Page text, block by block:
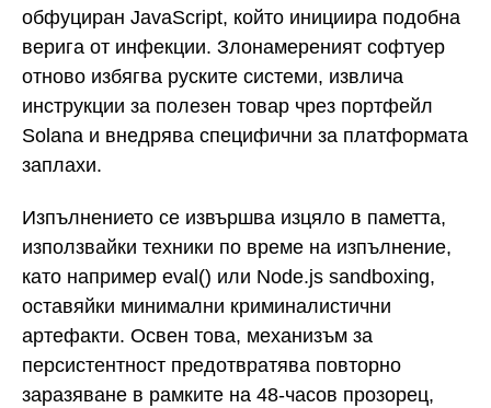
обфуциран JavaScript, който инициира подобна
верига от инфекции. Злонамереният софтуер
отново избягва руските системи, извлича
инструкции за полезен товар чрез портфейл
Solana и внедрява специфични за платформата
заплахи.
Изпълнението се извършва изцяло в паметта,
използвайки техники по време на изпълнение,
като например eval() или Node.js sandboxing,
оставяйки минимални криминалистични
артефакти. Освен това, механизъм за
персистентност предотвратява повторно
заразяване в рамките на 48-часов прозорец,